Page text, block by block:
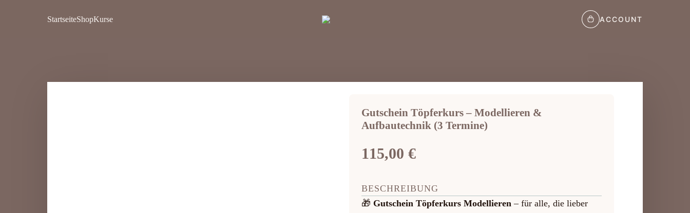
StartseiteShopKurse ACCOUNT
Gutschein Töpferkurs – Modellieren &
Aufbautechnik (3 Termine)
115,00 €
BESCHREIBUNG
🎁 Gutschein Töpferkurs Modellieren – für alle, die lieber